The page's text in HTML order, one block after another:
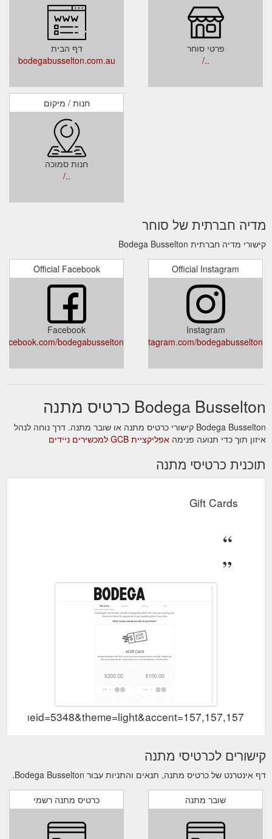
דף הבית
bodegabusselton.com.au
פרטי סוחר
../
חנות / מיקום
חנות סמוכה
../
מדיה חברתית של סוחר
קישורי מדיה חברתית Bodega Busselton
Official Facebook
Facebook
facebook.com/bodegabusselton/
Official Instagram
Instagram
instagram.com/bodegabusselton
Bodega Busselton כרטיס מתנה
Bodega Busselton קישורי כרטיס מתנה או שובר מתנה. דרך נוחה לנהל
איזון תוך כדי תנועה פנימה אפליקציית GCB למכשירים ניידים
תוכנית כרטיסי מתנה
Gift Cards
קישורים לכרטיסי מתנה
דף אינטרנט של כרטיס מתנה, תנאים והתניות עבור Bodega Busselton.
כרטיס מתנה רשמי שובר מתנה